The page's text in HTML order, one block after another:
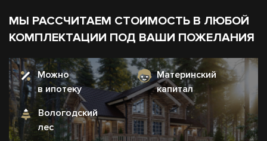
МЫ РАССЧИТАЕМ СТОИМОСТЬ В ЛЮБОЙ
КОМПЛЕКТАЦИИ ПОД ВАШИ ПОЖЕЛАНИЯ
Можно
в ипотеку
Материнский
капитал
Вологодский
лес